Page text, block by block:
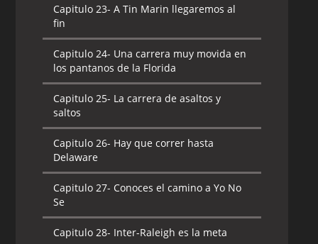
Capitulo 23- A Tin Marin llegaremos al
fin
Capitulo 24- Una carrera muy movida en
los pantanos de la Florida
Capitulo 25- La carrera de asaltos y
saltos
Capitulo 26- Hay que correr hasta
Delaware
Capitulo 27- Conoces el camino a Yo No
Se
Capitulo 28- Inter-Raleigh es la meta